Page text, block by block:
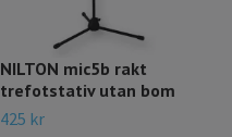
NILTON mic5b rakt
trefotstativ utan bom
425 kr